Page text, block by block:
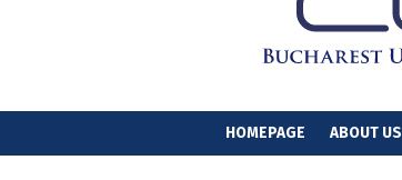
HOMEPAGE ABOUT US